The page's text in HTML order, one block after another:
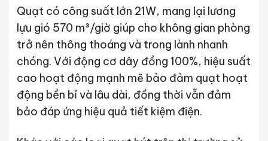
Quạt có công suất lớn 21W, mang lại lương
lựu gió 570 m³/giờ giúp cho không gian phòng
trở nên thông thoáng và trong lành nhanh
chóng. Với động cơ dây đồng 100%, hiệu suất
cao hoạt động mạnh mẽ bảo đảm quạt hoạt
động bền bỉ và lâu dài, đồng thời vẫn đảm
bảo đáp ứng hiệu quả tiết kiệm điện.